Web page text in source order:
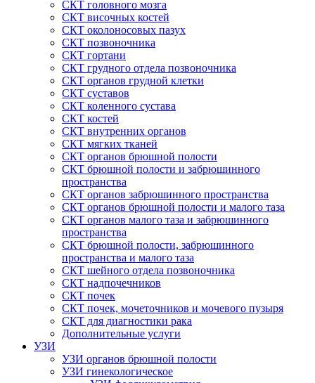
СКТ головного мозга
СКТ височных костей
СКТ околоносовых пазух
СКТ позвоночника
СКТ гортани
СКТ грудного отдела позвоночника
СКТ органов грудной клетки
СКТ суставов
СКТ коленного сустава
СКТ костей
СКТ внутренних органов
СКТ мягких тканей
СКТ органов брюшной полости
СКТ брюшной полости и забрюшинного
пространства
СКТ органов забрюшинного пространства
СКТ органов брюшной полости и малого таза
СКТ органов малого таза и забрюшинного
пространства
СКТ брюшной полости, забрюшинного
пространства и малого таза
СКТ шейного отдела позвоночника
СКТ надпочечников
СКТ почек
СКТ почек, мочеточников и мочевого пузыря
СКТ для диагностики рака
Дополнительные услуги
УЗИ
УЗИ органов брюшной полости
УЗИ гинекологическое